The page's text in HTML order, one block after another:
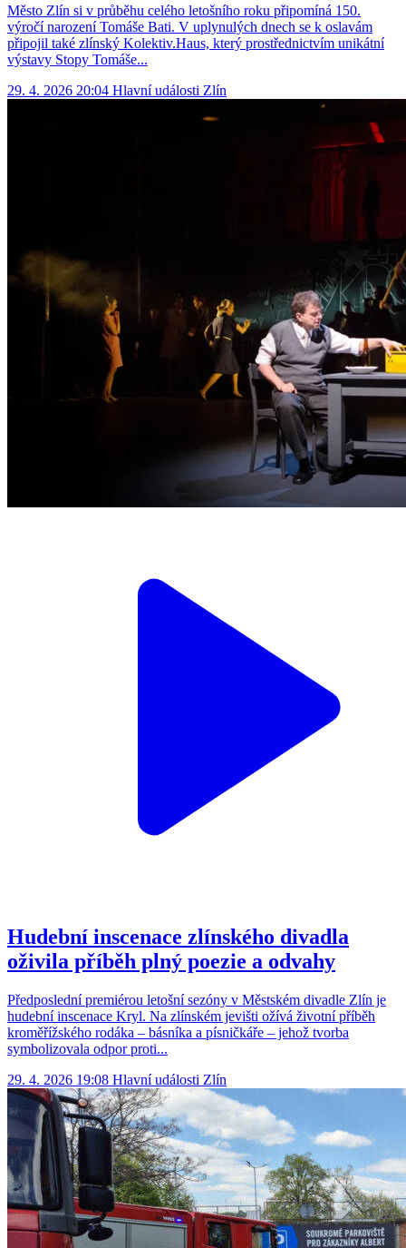
Město Zlín si v průběhu celého letošního roku připomíná 150.
výročí narození Tomáše Bati. V uplynulých dnech se k oslavám
připojil také zlínský Kolektiv.Haus, který prostřednictvím unikátní
výstavy Stopy Tomáše...
29. 4. 2026 20:04 Hlavní události Zlín
Hudební inscenace zlínského divadla
oživila příběh plný poezie a odvahy
Předposlední premiérou letošní sezóny v Městském divadle Zlín je
hudební inscenace Kryl. Na zlínském jevišti ožívá životní příběh
kroměřížského rodáka – básníka a písničkáře – jehož tvorba
symbolizovala odpor proti...
29. 4. 2026 19:08 Hlavní události Zlín